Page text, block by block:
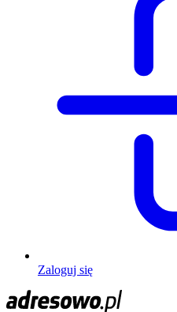
Zaloguj się